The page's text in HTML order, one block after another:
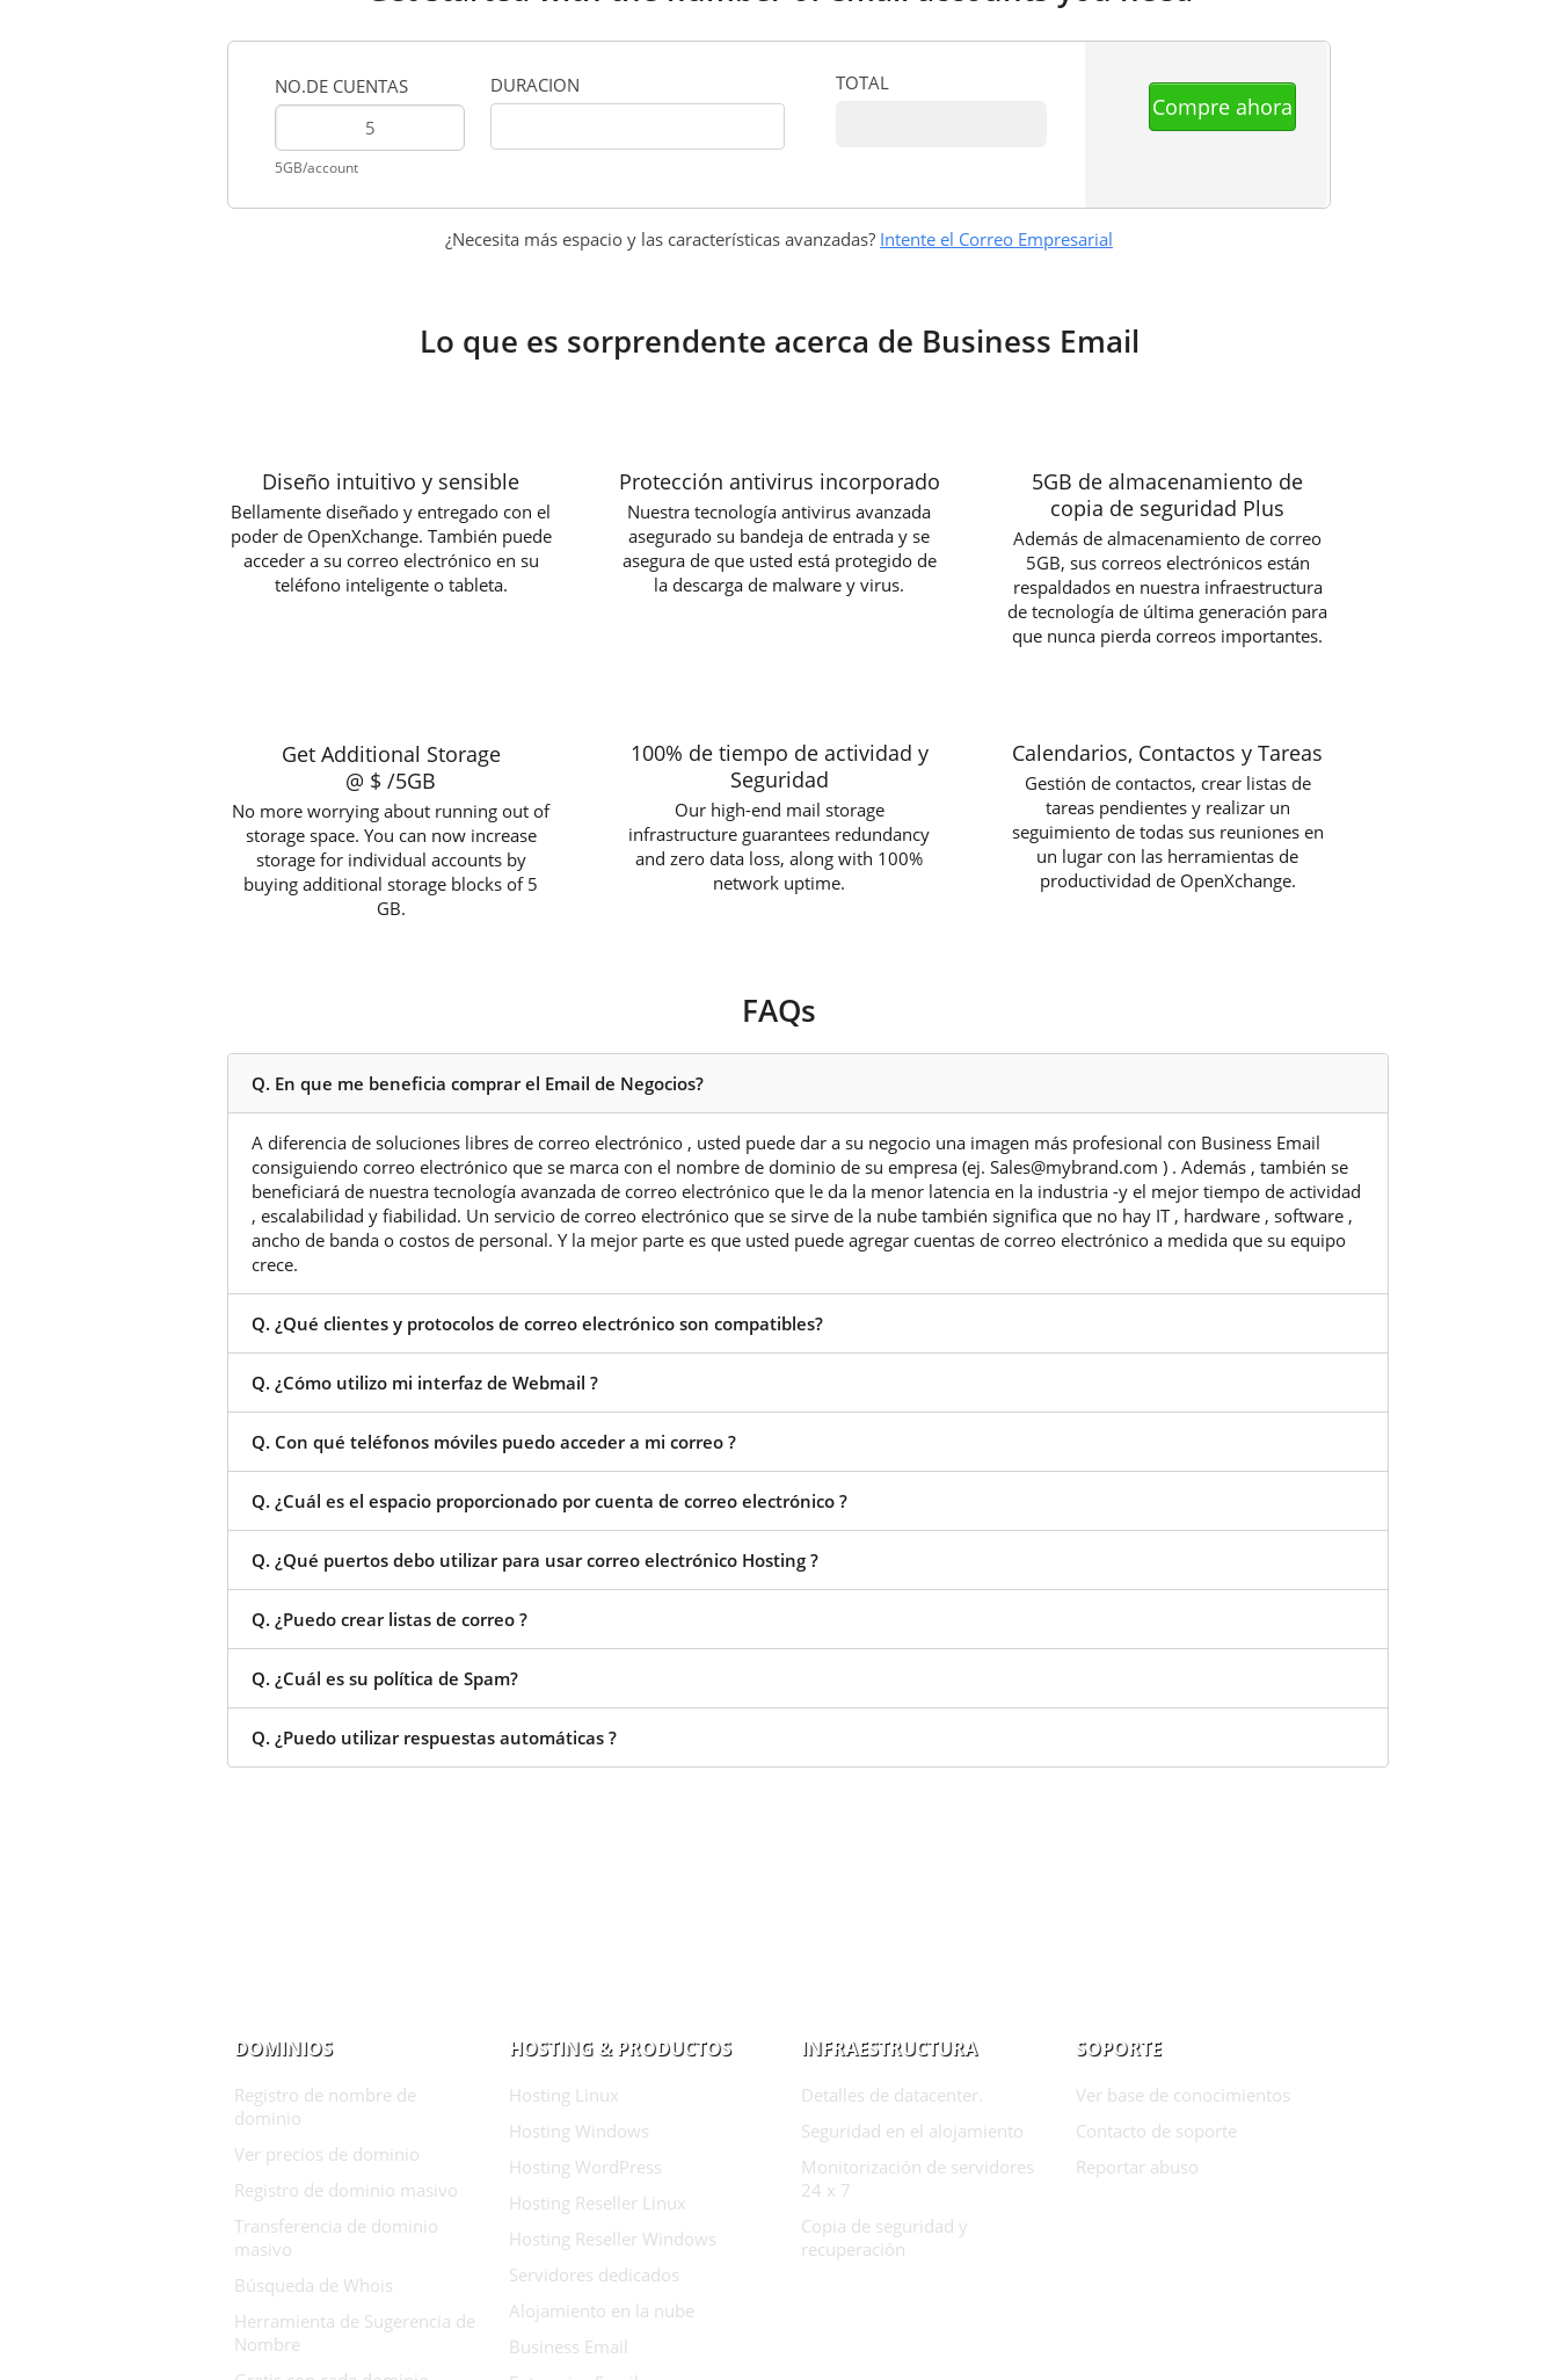
NO.DE CUENTAS
5GB/account
DURACION TOTAL
Compre ahora
¿Necesita más espacio y las características avanzadas? Intente el Correo Empresarial
Lo que es sorprendente acerca de Business Email
Diseño intuitivo y sensible
Bellamente diseñado y entregado con el
poder de OpenXchange. También puede
acceder a su correo electrónico en su
teléfono inteligente o tableta.
Protección antivirus incorporado
Nuestra tecnología antivirus avanzada
asegurado su bandeja de entrada y se
asegura de que usted está protegido de
la descarga de malware y virus.
5GB de almacenamiento de
copia de seguridad Plus
Además de almacenamiento de correo
5GB, sus correos electrónicos están
respaldados en nuestra infraestructura
de tecnología de última generación para
que nunca pierda correos importantes.
Get Additional Storage
@ $ /5GB
No more worrying about running out of
storage space. You can now increase
storage for individual accounts by
buying additional storage blocks of 5
GB.
100% de tiempo de actividad y
Seguridad
Our high-end mail storage
infrastructure guarantees redundancy
and zero data loss, along with 100%
network uptime.
Calendarios, Contactos y Tareas
Gestión de contactos, crear listas de
tareas pendientes y realizar un
seguimiento de todas sus reuniones en
un lugar con las herramientas de
productividad de OpenXchange.
FAQs
Q. En que me beneficia comprar el Email de Negocios?
A diferencia de soluciones libres de correo electrónico , usted puede dar a su negocio una imagen más profesional con Business Email
consiguiendo correo electrónico que se marca con el nombre de dominio de su empresa (ej. Sales@mybrand.com ) . Además , también se
beneficiará de nuestra tecnología avanzada de correo electrónico que le da la menor latencia en la industria -y el mejor tiempo de actividad
, escalabilidad y fiabilidad. Un servicio de correo electrónico que se sirve de la nube también significa que no hay IT , hardware , software ,
ancho de banda o costos de personal. Y la mejor parte es que usted puede agregar cuentas de correo electrónico a medida que su equipo
crece.
Q. ¿Qué clientes y protocolos de correo electrónico son compatibles?
Q. ¿Cómo utilizo mi interfaz de Webmail ?
Q. Con qué teléfonos móviles puedo acceder a mi correo ?
Q. ¿Cuál es el espacio proporcionado por cuenta de correo electrónico ?
Q. ¿Qué puertos debo utilizar para usar correo electrónico Hosting ?
Q. ¿Puedo crear listas de correo ?
Q. ¿Cuál es su política de Spam?
Q. ¿Puedo utilizar respuestas automáticas ?
DOMINIOS
Registro de nombre de
dominio
Ver precios de dominio
Registro de dominio masivo
Transferencia de dominio
masivo
Búsqueda de Whois
Herramienta de Sugerencia de
Nombre
HOSTING & PRODUCTOS
Hosting Linux
Hosting Windows
Hosting WordPress
Hosting Reseller Linux
Hosting Reseller Windows
Servidores dedicados
Alojamiento en la nube
Business Email
INFRAESTRUCTURA
Detalles de datacenter.
Seguridad en el alojamiento
Monitorización de servidores
24 x 7
Copia de seguridad y
recuperación
SOPORTE
Ver base de conocimientos
Contacto de soporte
Reportar abuso